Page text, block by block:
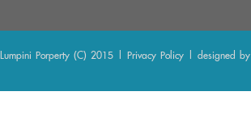
Lumpini Porperty (C) 2015 | Privacy Policy | designed by